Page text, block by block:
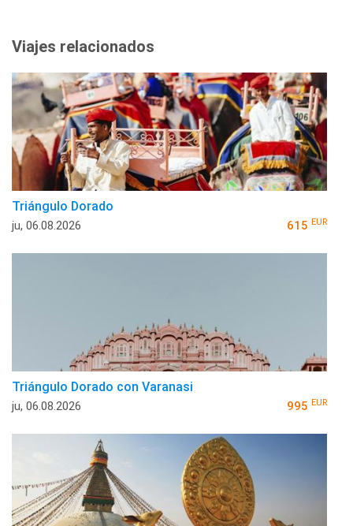
Viajes relacionados
Triángulo Dorado
ju, 06.08.2026 615 EUR
Triángulo Dorado con Varanasi
ju, 06.08.2026 995 EUR